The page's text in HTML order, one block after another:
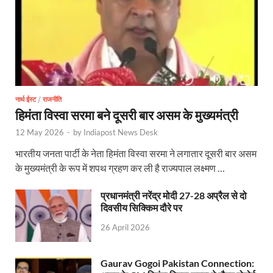
Jan-Jan Ki Sarkar: धामी मॉडल ने शासन को जनता के
Ankita Bhandari Case: अंकिता भंडारी केस से संबंधित
Uttarakhandi Song Launch: मुख्यमंत्री ने पैंली-पैंली बार
Uttarkhand Development Project: मुख्यमंत्री ने
Rhythm of the Universe: यशोभूमि में ‘रिदम ऑफ
Voter Mapping: मतदाता मैपिंग आसान बनाने के लिए
PM Adarsh Gram Yojana: योगी सरकार का बड़ा कदम,
Rabri Devi Residence: रात के अंधेरे में खाली होने लगा
PM Modi Lucknow Visit… जब मंच से पीएम मोदी ने की
नार्थ ईस्ट/ राजनीति
हिमंता विस्वा सरमा बने दूसरी बार असम के मुख्यमंत्री
12 May 2026 - by Indiapost News Desk
भारतीय जनता पार्टी के नेता हिमंता विस्वा सरमा ने लगातार दूसरी बार असम
के मुख्यमंत्री के रूप में शपथ ग्रहण कर ली है राज्यपाल लक्ष्मण …
प्रधानमंत्री नरेंद्र मोदी 27-28 अप्रैल से दो
दिवसीय सिक्किम दौरे पर
26 April 2026
Gaurav Gogoi Pakistan Connection: